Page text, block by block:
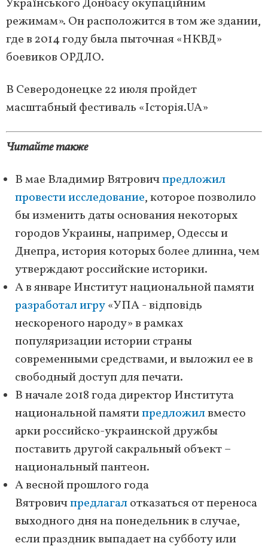
Українського Донбасу окупаційним
режимам». Он расположится в том же здании,
где в 2014 году была пыточная «НКВД»
боевиков ОРДЛО.
В Северодонецке 22 июля пройдет
масштабный фестиваль «Історія.UA»
Читайте также
В мае Владимир Вятровичпредложил
провести исследование, которое позволило
бы изменить даты основания некоторых
городов Украины, например, Одессы и
Днепра, история которых более длинна, чем
утверждают российские историки.
А в январе Институт национальной памяти
разработал игру«УПА - відповідь
нескореного народу» в рамках
популяризации истории страны
современными средствами, и выложил ее в
свободный доступ для печати.
В начале 2018 года директор Института
национальной памятипредложилвместо
арки российско-украинской дружбы
поставить другой сакральный объект –
национальный пантеон.
А весной прошлого года
Вятровичпредлагалотказаться от переноса
выходного дня на понедельник в случае,
если праздник выпадает на субботу или